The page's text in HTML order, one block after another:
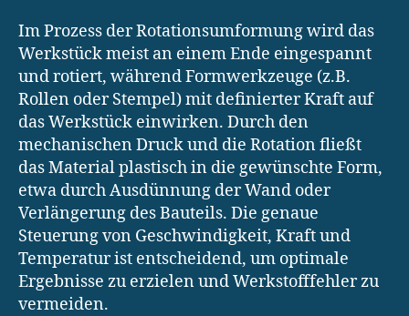
Im Prozess der Rotationsumformung wird das
Werkstück meist an einem Ende eingespannt
und rotiert, während Formwerkzeuge (z.B.
Rollen oder Stempel) mit definierter Kraft auf
das Werkstück einwirken. Durch den
mechanischen Druck und die Rotation fließt
das Material plastisch in die gewünschte Form,
etwa durch Ausdünnung der Wand oder
Verlängerung des Bauteils. Die genaue
Steuerung von Geschwindigkeit, Kraft und
Temperatur ist entscheidend, um optimale
Ergebnisse zu erzielen und Werkstofffehler zu
vermeiden.